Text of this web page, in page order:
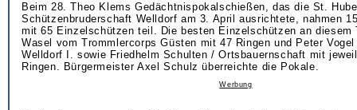
Beim 28. Theo Klems Gedächtnispokalschießen, das die St.
Schützenbruderschaft Welldorf am 3. April ausrichtete, nahmen
mit 65 Einzelschützen teil. Die besten Einzelschützen an diesem
Wasel vom Trommlercorps Güsten mit 47 Ringen und Peter
Welldorf I. sowie Friedhelm Schulten / Ortsbauernschaft mit
Ringen. Bürgermeister Axel Schulz überreichte die Pokale.
Werbung